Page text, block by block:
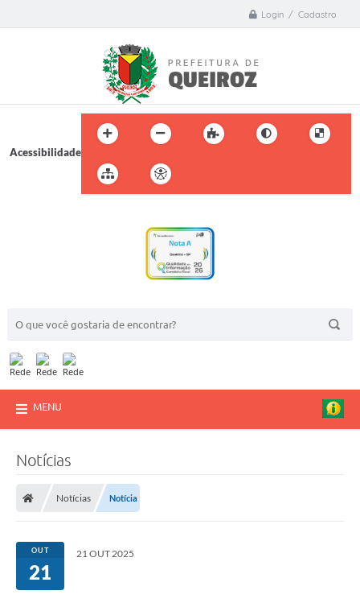
Login / Cadastro
Acessibilidade
MENU
Notícias
Notícias Notícia
OUT
21
21 OUT 2025